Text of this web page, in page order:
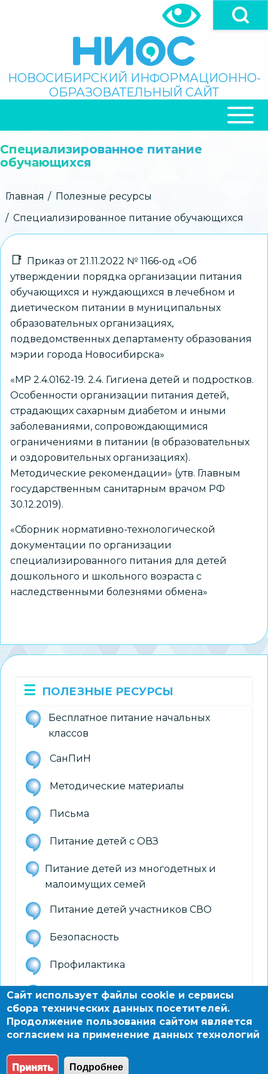
Поиск
НОВОСИБИРСКИЙ ИНФОРМАЦИОННО-
ОБРАЗОВАТЕЛЬНЫЙ САЙТ
НАВИГАЦИЯ
Специализированное питание
обучающихся
Строка
Главная
Полезные ресурсы
Специализированное питание обучающихся
Приказ от 21.11.2022 № 1166-од «Об
утверждении порядка организации питания
обучающихся и нуждающихся в лечебном и
диетическом питании в муниципальных
образовательных организациях,
подведомственных департаменту образования
мэрии города Новосибирска»
«МР 2.4.0162-19. 2.4. Гигиена детей и подростков.
Особенности организации питания детей,
страдающих сахарным диабетом и иными
заболеваниями, сопровождающимися
ограничениями в питании (в образовательных
и оздоровительных организациях).
Методические рекомендации» (утв. Главным
государственным санитарным врачом РФ
30.12.2019).
«Сборник нормативно-технологической
документации по организации
специализированного питания для детей
дошкольного и школьного возраста с
наследственными болезнями обмена»
ПОЛЕЗНЫЕ РЕСУРСЫ
Бесплатное питание начальных
классов
СанПиН
Методические материалы
Письма
Питание детей с ОВЗ
Питание детей из многодетных и
малоимущих семей
Питание детей участников СВО
Безопасность
Профилактика
Приказы департамента образования
Специализированное питание
обучающихся
Сайт использует файлы cookie и сервисы
сбора технических данных посетителей.
Продолжение пользования сайтом является
согласием на применение данных технологий
Принять Подробнее